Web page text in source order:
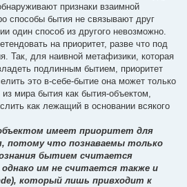
признаки взаимной
способы бытия не связывают друг
один способ из другого невозможно.
на приоритет, разве что под
Так, для наивной метафизики, которая
подлинным бытием, приоритет
это в-себе-бытие она может только
мира бытия как бытия-объектом,
как лежащий в основании всякого
имеет приоритет для
потому что познаваемы только
бытием считается
однако им не считается также и
который лишь привходит к